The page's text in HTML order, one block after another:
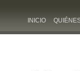
INICIO